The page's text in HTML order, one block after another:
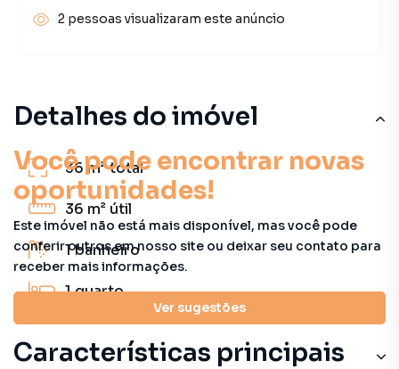
Você pode encontrar novas
oportunidades!
Este imóvel não está mais disponível, mas você pode
conferir outros em nosso site ou deixar seu contato para
receber mais informações.
Ver sugestões
Detalhes do imóvel
36 m²total
36 m² útil
1banheiro
1quarto
Características principais
2 pessoas visualizaram este anúncio